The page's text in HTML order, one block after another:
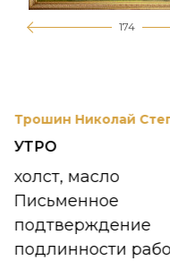
174
Трошин Николай
УТРО
холст, масло
Письменное
подтверждение
подлинности